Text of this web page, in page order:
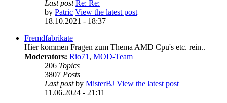
Last post Re: Re:
by Patric View the latest post
18.10.2021 - 18:37
Fremdfabrikate
Hier kommen Fragen zum Thema AMD Cpu's etc. rein..
Moderators: Rio71, MOD-Team
206 Topics
3807 Posts
Last postby MisterBJ View the latest post
11.06.2024 - 21:11